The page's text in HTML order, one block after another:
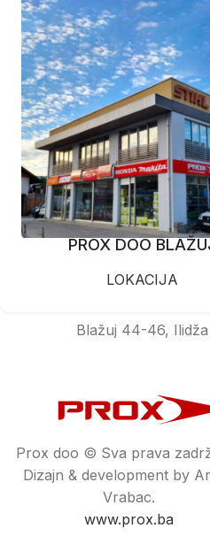
PROX DOO
LOKACIJA
Blažuj 44-46, Ilidža
Prox doo © Sva prava
Dizajn & development by
Vrabac.
www.prox.ba